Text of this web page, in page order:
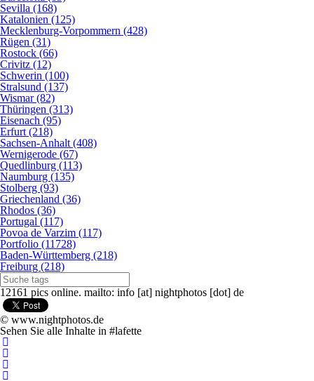
Sevilla (168)
Katalonien (125)
Mecklenburg-Vorpommern (428)
Rügen (31)
Rostock (66)
Crivitz (12)
Schwerin (100)
Stralsund (137)
Wismar (82)
Thüringen (313)
Eisenach (95)
Erfurt (218)
Sachsen-Anhalt (408)
Wernigerode (67)
Quedlinburg (113)
Naumburg (135)
Stolberg (93)
Griechenland (36)
Rhodos (36)
Portugal (117)
Povoa de Varzim (117)
Portfolio (11728)
Baden-Württemberg (218)
Freiburg (218)
12161 pics online. mailto: info [at] nightphotos [dot] de
© www.nightphotos.de
Sehen Sie alle Inhalte in #lafette